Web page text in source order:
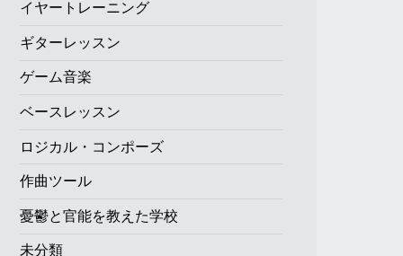
イヤートレーニング
ギターレッスン
ゲーム音楽
ベースレッスン
ロジカル・コンポーズ
作曲ツール
憂鬱と官能を教えた学校
未分類